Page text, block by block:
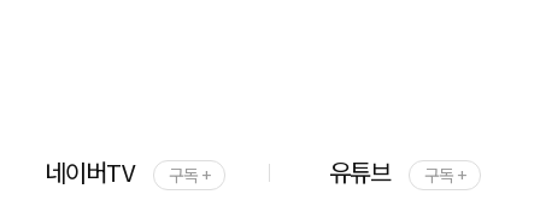
네이버TV 구독 + 유튜브 구독 +